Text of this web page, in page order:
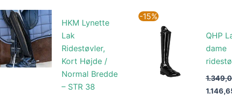
HKM Lynette
Lak
Ridestøvler,
Kort Højde /
Normal Bredde
– STR 38
-15%
QHP
dame
pris
var: